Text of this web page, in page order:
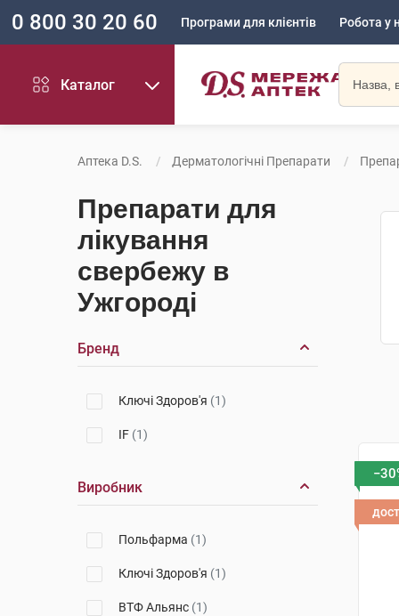
0 800 30 20 60 Програми для клієнтів Робота у
Каталог
Аптека D.S. Дерматологічні Препарати
Препарати для
лікування
свербежу в
Ужгороді
Бренд
Ключі Здоров'я (1)
IF (1)
Виробник
Польфарма (1)
Ключі Здоров'я (1)
ВТФ Альянс (1)